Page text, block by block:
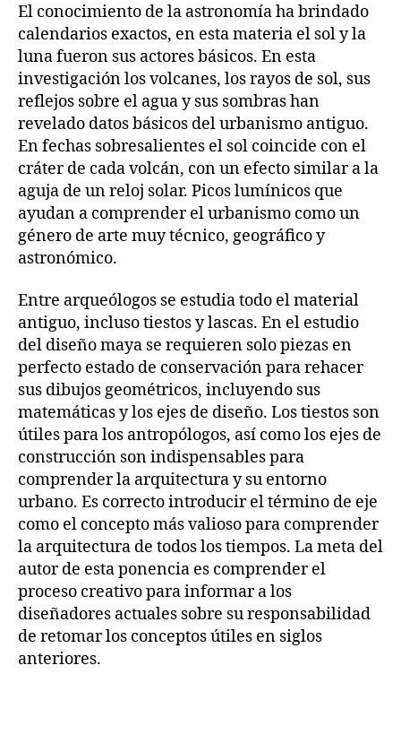
El conocimiento de la astronomía ha brindado
calendarios exactos, en esta materia el sol y la
luna fueron sus actores básicos. En esta
investigación los volcanes, los rayos de sol, sus
reflejos sobre el agua y sus sombras han
revelado datos básicos del urbanismo antiguo.
En fechas sobresalientes el sol coincide con el
cráter de cada volcán, con un efecto similar a la
aguja de un reloj solar. Picos lumínicos que
ayudan a comprender el urbanismo como un
género de arte muy técnico, geográfico y
astronómico.
Entre arqueólogos se estudia todo el material
antiguo, incluso tiestos y lascas. En el estudio
del diseño maya se requieren solo piezas en
perfecto estado de conservación para rehacer
sus dibujos geométricos, incluyendo sus
matemáticas y los ejes de diseño. Los tiestos son
útiles para los antropólogos, así como los ejes de
construcción son indispensables para
comprender la arquitectura y su entorno
urbano. Es correcto introducir el término de eje
como el concepto más valioso para comprender
la arquitectura de todos los tiempos. La meta del
autor de esta ponencia es comprender el
proceso creativo para informar a los
diseñadores actuales sobre su responsabilidad
de retomar los conceptos útiles en siglos
anteriores.